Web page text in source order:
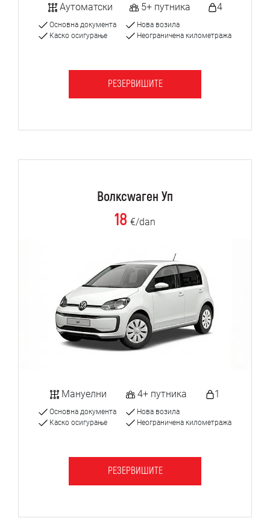
Аутоматски 5+ путника 4
Основна документа
Каско осигурање
Нова возила
Неограничена километража
РЕЗЕРВИШИТЕ
Волксwаген Уп
18 €/dan
Мануелни 4+ путника 1
Основна документа
Каско осигурање
Нова возила
Неограничена километража
РЕЗЕРВИШИТЕ